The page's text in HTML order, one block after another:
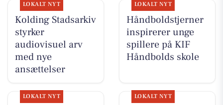
LOKALT NYT
Kolding Stadsarkiv
styrker
audiovisuel arv
med nye
ansættelser
LOKALT NYT
Håndboldstjerner
inspirerer unge
spillere på KIF
Håndbolds skole
LOKALT NYT LOKALT NYT